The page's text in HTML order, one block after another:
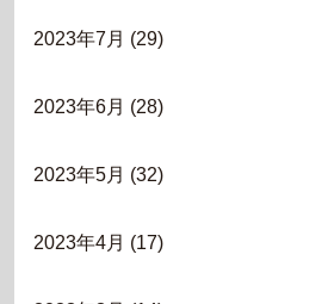
2023年7月 (29)
2023年6月 (28)
2023年5月 (32)
2023年4月 (17)